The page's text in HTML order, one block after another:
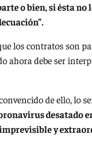
o bien, si ésta no
los contratos son
ahora debe ser
de ello, lo
desatado
y